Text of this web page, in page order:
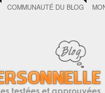
COMMUNAUTÉ DU BLOG